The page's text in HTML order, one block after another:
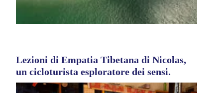
Lezioni di Empatia Tibetana di Nicolas,
un cicloturista esploratore dei sensi.